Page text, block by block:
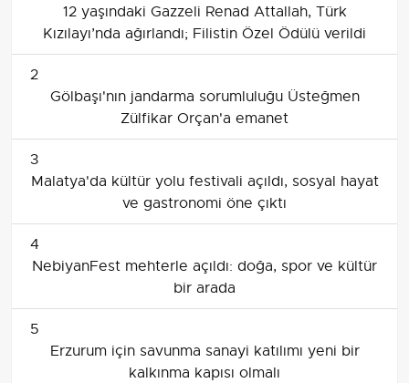
12 yaşındaki Gazzeli Renad Attallah, Türk
Kızılayı’nda ağırlandı; Filistin Özel Ödülü verildi
2
Gölbaşı'nın jandarma sorumluluğu Üsteğmen
Zülfikar Orçan'a emanet
3
Malatya'da kültür yolu festivali açıldı, sosyal hayat
ve gastronomi öne çıktı
4
NebiyanFest mehterle açıldı: doğa, spor ve kültür
bir arada
5
Erzurum için savunma sanayi katılımı yeni bir
kalkınma kapısı olmalı